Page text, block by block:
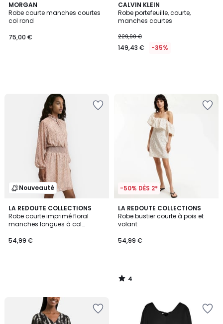
MORGAN
Robe courte manches courtes
col rond
75,00 €
CALVIN KLEIN
Robe portefeuille, courte,
manches courtes
229,90 €
149,43 € -35%
Nouveauté
LA REDOUTE COLLECTIONS
Robe courte imprimé floral
manches longues à col
54,99 €
-50% DÈS 2*
LA REDOUTE COLLECTIONS
Robe bustier courte à pois et
volant
54,99 €
4
/
5
4
/